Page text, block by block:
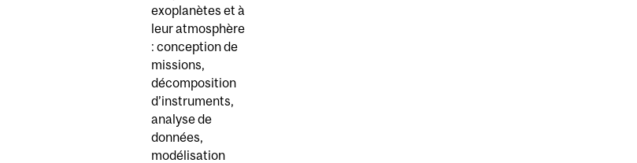
exoplanètes et à
leur atmosphère
: conception de
missions,
décomposition
d’instruments,
analyse de
données,
modélisation